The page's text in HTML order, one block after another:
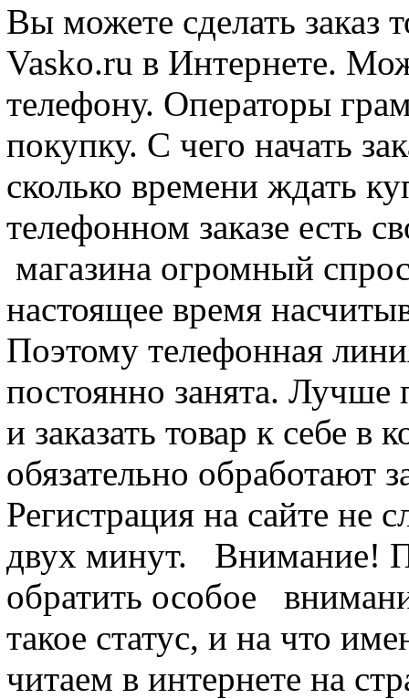
Вы можете сделать заказ
Vasko.ru в Интернете.
телефону. Операторы
покупку. С чего начать
сколько времени ждать
телефонном заказе есть
магазина огромный
настоящее время
Поэтому телефонная
постоянно занята. Лучше
и заказать товар к себе
обязательно обработают
Регистрация на сайте не
двух минут. Внимание!
обратить особое
такое статус, и на что
читаем в интернете на